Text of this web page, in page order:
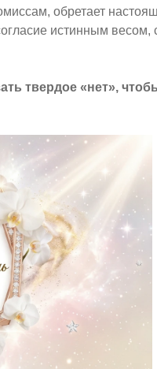
обретает
истинным весом,
твердое «нет»,